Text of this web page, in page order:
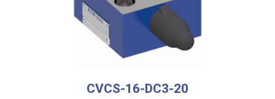
CVCS-16-DC3-20